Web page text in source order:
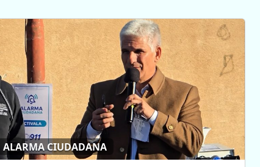
ALARMA CIUDADANA